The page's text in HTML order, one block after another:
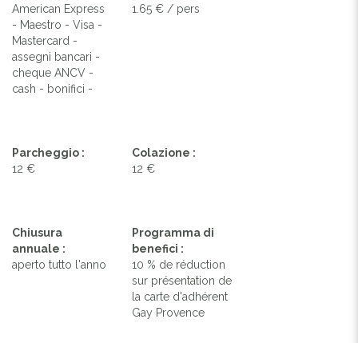
American Express
- Maestro - Visa -
Mastercard -
assegni bancari -
cheque ANCV -
cash - bonifici -
1.65 € / pers
Parcheggio :
12 €
Colazione :
12 €
Chiusura
annuale :
aperto tutto l'anno
Programma di
benefici :
10 % de réduction
sur présentation de
la carte d'adhérent
Gay Provence